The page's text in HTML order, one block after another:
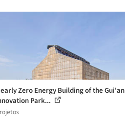
Zero Energy Building of the Gui'an
Park...